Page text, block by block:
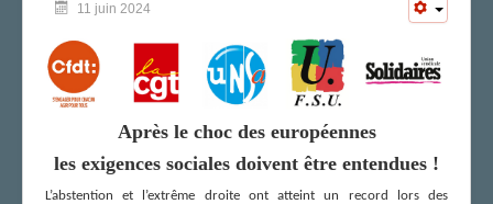
CAP/Recours
Action sociale
Archives
LE CHARMANT SON
LA SECTION
Vos correspondants
11 juin 2024
Après le choc des européennes
les exigences sociales doivent être entendues !
L’abstention et l’extrême droite ont atteint un record lors des